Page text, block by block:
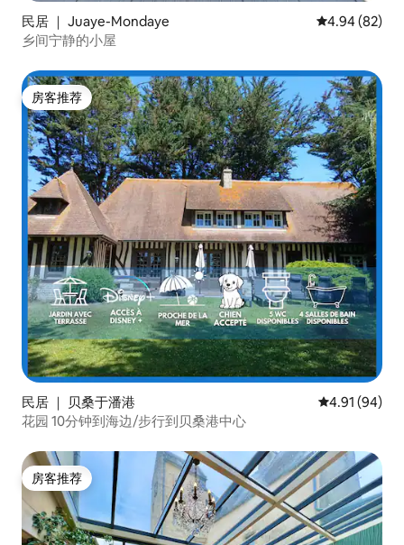
民居 ｜ Juaye-Mondaye 平均评分 4.94
4.94 (82)
乡间宁静的小屋
房客推荐
房客推荐
民居 ｜ 贝桑于潘港 平均评分
4.91 (94)
花园 10分钟到海边/步行到贝桑港中心
房客推荐
房客推荐